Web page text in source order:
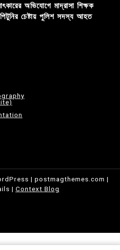
অভিযোগে মাদ্রাসা শিক্ষক
চেষ্টায় পুলিশ সদস্য আহত
| postmagthemes.com |
| Context Blog